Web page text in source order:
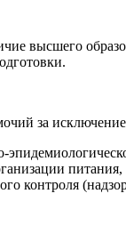
высшего
за
контроля